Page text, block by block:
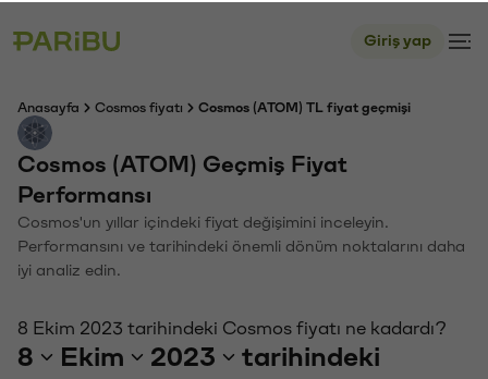
Giriş yap
Anasayfa Cosmos fiyatı Cosmos (ATOM) TL fiyat geçmişi
Cosmos (ATOM) Geçmiş Fiyat
Performansı
Cosmos'un yıllar içindeki fiyat değişimini inceleyin.
Performansını ve tarihindeki önemli dönüm noktalarını daha
iyi analiz edin.
8 Ekim 2023 tarihindeki Cosmos fiyatı ne kadardı?
8 Ekim 2023
tarihindeki